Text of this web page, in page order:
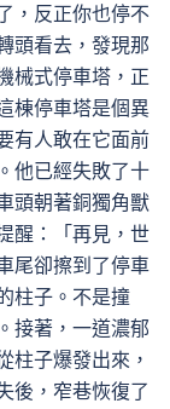
，反正你也停不
頭看去，發現那
械式停車塔，正
棟停車塔是個異
有人敢在它面前
他已經失敗了十
頭朝著銅獨角獸
醒：「再見，世
尾卻擦到了停車
柱子。不是撞
接著，一道濃郁
柱子爆發出來，
後，窄巷恢復了